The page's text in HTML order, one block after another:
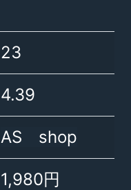
23
4.39
AS shop
1,980円